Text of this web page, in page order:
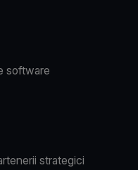
software
strategici